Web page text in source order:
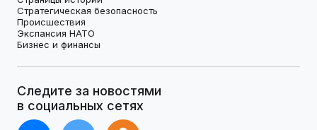
Стратегическая безопасность
Происшествия
Экспансия НАТО
Бизнес и финансы
Следите за новостями
в социальных сетях